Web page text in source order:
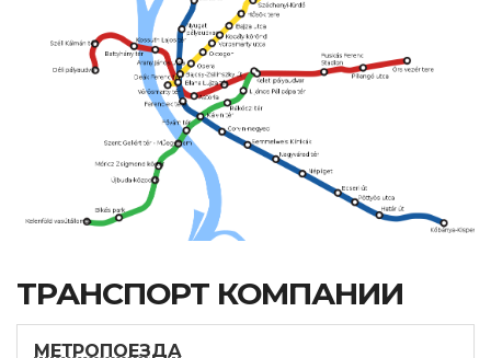
ТРАНСПОРТ КОМПАНИИ
МЕТРОПОЕЗДА